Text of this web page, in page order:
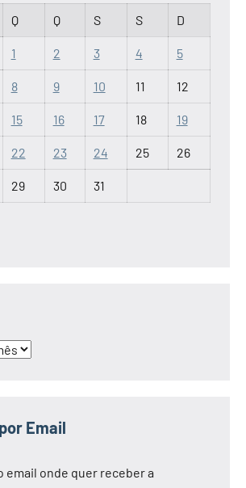
Q Q S S D
1 2 3 4 5
8 9 10 11 12
15 16 17 18 19
22 23 24 25 26
29 30 31
Email
email onde quer receber a